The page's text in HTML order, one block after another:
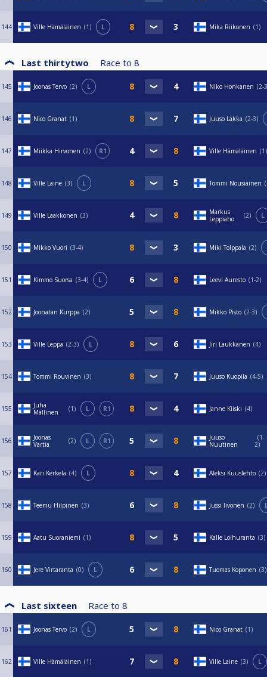
144 Ville Hämäläinen 1 L Mika Riikonen 1
Last thirtytwo Race to 8
145 Joonas Tervo 2 L Niko Honkanen 2-3
146 Nico Granat 1 Juuso Lakka 2-3
147 Miikka Hirvonen 2 R1 Ville Hämäläinen 1
148 Ville Laine 3 L Tommi Nousiainen
149 Ville Laakkonen 3
Markus
Leppiaho
2 L
150 Mikko Vuori 3-4 Miki Tolppala 2
151 Kimmo Suorsa 3-4 L Leevi Auresto 1-2
152 Joonatan Kurppa 2 Mikko Pisto 2-3
153 Ville Leppä 2-3 L Jiri Laukkanen 4
154 Tommi Rouvinen 3 Juuso Kuopila 4-5
155
Juha
Mällinen
1 L R1 Janne Kiiski 4
156
Joonas
Vartia
2 L R1
Juuso
Nuutinen
1-
2
157 Kari Kerkelä 4 L Aleksi Kuuslehto 2
158 Teemu Hilpinen 3 Jussi Iivonen 2
159 Aatu Suoraniemi 1 Kalle Loihuranta 3
160 Jere Virtaranta 0 L Tuomas Koponen 3
Last sixteen Race to 8
161 Joonas Tervo 2 L Nico Granat 1
162 Ville Hämäläinen 1 Ville Laine 3 L